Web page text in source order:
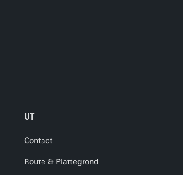
UT
Contact
Route & Plattegrond